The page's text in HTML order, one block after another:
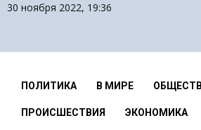
30 ноября 2022, 19:36
ПОЛИТИКА В МИРЕ
ПРОИСШЕСТВИЯ ЭКОНОМИКА